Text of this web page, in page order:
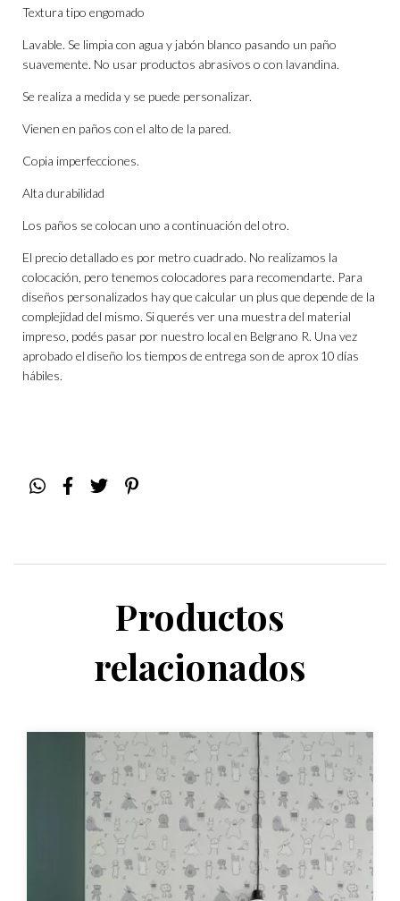
Textura tipo engomado
Lavable. Se limpia con agua y jabón blanco pasando un paño
suavemente. No usar productos abrasivos o con lavandina.
Se realiza a medida y se puede personalizar.
Vienen en paños con el alto de la pared.
Copia imperfecciones.
Alta durabilidad
Los paños se colocan uno a continuación del otro.
El precio detallado es por metro cuadrado. No realizamos la
colocación, pero tenemos colocadores para recomendarte. Para
diseños personalizados hay que calcular un plus que depende de la
complejidad del mismo. Si querés ver una muestra del material
impreso, podés pasar por nuestro local en Belgrano R. Una vez
aprobado el diseño los tiempos de entrega son de aprox 10 días
hábiles.
Productos
relacionados